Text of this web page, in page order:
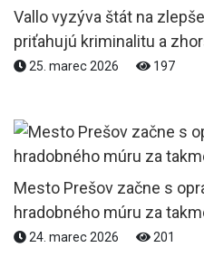
Vallo vyzýva štát na
priťahujú kriminalitu a
25. marec 2026 197
Mesto Prešov začne s
hradobného múru za
24. marec 2026 201